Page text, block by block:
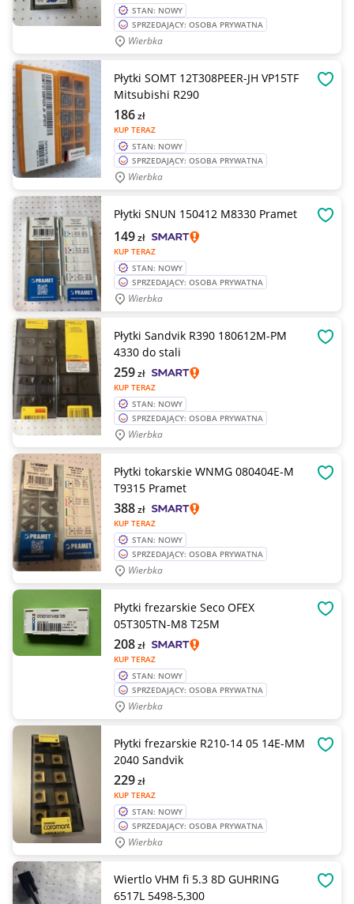
STAN: NOWY
SPRZEDAJĄCY: OSOBA PRYWATNA
Wierbka
Płytki SOMT 12T308PEER-JH VP15TF
Mitsubishi R290
KUP TERAZ
186zł
STAN: NOWY
SPRZEDAJĄCY: OSOBA PRYWATNA
Wierbka
Płytki SNUN 150412 M8330 Pramet
KUP TERAZ
149zł
STAN: NOWY
SPRZEDAJĄCY: OSOBA PRYWATNA
Wierbka
Płytki Sandvik R390 180612M-PM
4330 do stali
KUP TERAZ
259zł
STAN: NOWY
SPRZEDAJĄCY: OSOBA PRYWATNA
Wierbka
Płytki tokarskie WNMG 080404E-M
T9315 Pramet
KUP TERAZ
388zł
STAN: NOWY
SPRZEDAJĄCY: OSOBA PRYWATNA
Wierbka
Płytki frezarskie Seco OFEX
05T305TN-M8 T25M
KUP TERAZ
208zł
STAN: NOWY
SPRZEDAJĄCY: OSOBA PRYWATNA
Wierbka
Płytki frezarskie R210-14 05 14E-MM
2040 Sandvik
KUP TERAZ
229zł
STAN: NOWY
SPRZEDAJĄCY: OSOBA PRYWATNA
Wierbka
Wiertlo VHM fi 5.3 8D GUHRING
6517L 5498-5,300